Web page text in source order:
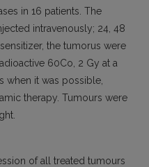
in 16 patients. The
intravenously; 24, 48
the tumorus were
60Co, 2 Gy at a
when it was possible,
therapy. Tumours were
of all treated tumours